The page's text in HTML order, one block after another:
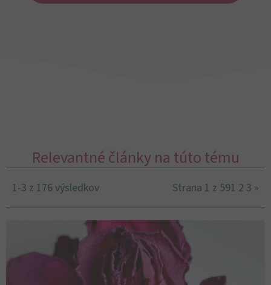
Relevantné články na túto tému
1-3 z 176 výsledkov Strana 1 z 591 2 3 »